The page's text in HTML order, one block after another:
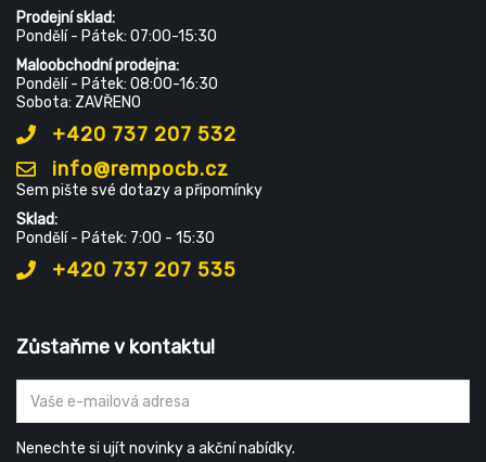
Prodejní sklad:
Pondělí - Pátek: 07:00-15:30
Maloobchodní prodejna:
Pondělí - Pátek: 08:00-16:30
Sobota: ZAVŘENO
+420 737 207 532
info@rempocb.cz
Sem pište své dotazy a připomínky
Sklad:
Pondělí - Pátek: 7:00 - 15:30
+420 737 207 535
Zůstaňme v kontaktu!
Nenechte si ujít novinky a akční nabídky.